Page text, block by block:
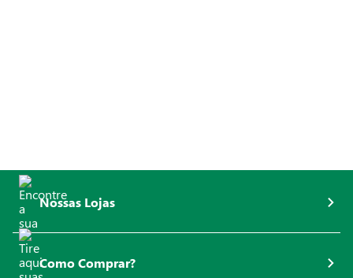
Nossas Lojas
Como Comprar?